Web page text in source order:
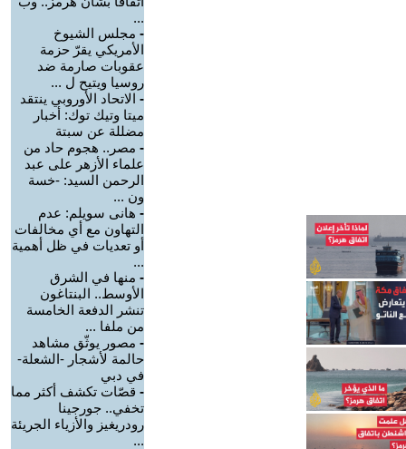
...
- مجلس الشيوخ
الأمريكي يقرّ حزمة
عقوبات صارمة ضد
روسيا ويتيح ل ...
- الاتحاد الأوروبي ينتقد
ميتا وتيك توك: أخبار
مضللة عن سبتة
- مصر.. هجوم حاد من
علماء الأزهر على عبد
الرحمن السيد: -خسة
ون ...
- هانى سويلم: عدم
التهاون مع أي مخالفات
أو تعديات في ظل أهمية
...
- منها في الشرق
الأوسط.. البنتاغون
تنشر الدفعة الخامسة
من ملفا ...
- مصور يوثّق مشاهد
حالمة لأشجار -الشعلة-
في دبي
- قصّات تكشف أكثر مما
تخفي.. جورجينا
رودريغيز والأزياء الجريئة
...